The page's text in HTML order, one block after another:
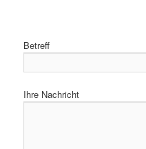
Betreff
Ihre Nachricht